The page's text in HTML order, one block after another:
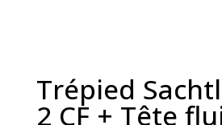
Trépied
2 CF + Tête